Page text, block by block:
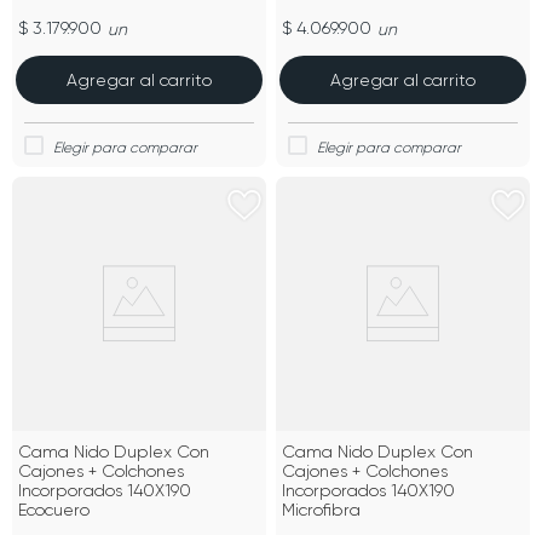
$ 3.179.900 un
Agregar al carrito
$ 4.069.900 un
Agregar al carrito
Cama Nido Duplex Con
Cajones + Colchones
Incorporados 140X190
Ecocuero
Cama Nido Duplex Con
Cajones + Colchones
Incorporados 140X190
Microfibra